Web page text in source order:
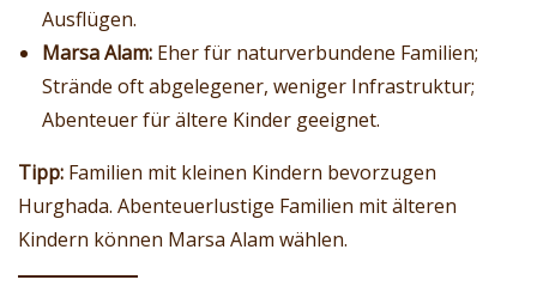
Ausflügen.
Marsa Alam: Eher für naturverbundene Familien;
Strände oft abgelegener, weniger Infrastruktur;
Abenteuer für ältere Kinder geeignet.
Tipp: Familien mit kleinen Kindern bevorzugen
Hurghada. Abenteuerlustige Familien mit älteren
Kindern können Marsa Alam wählen.